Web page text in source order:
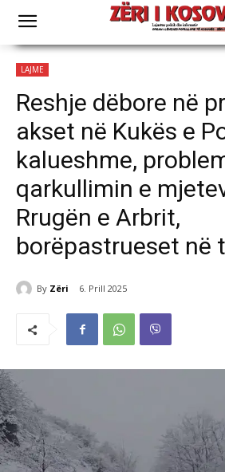
LAJME
Reshje dëbore në
akset në Kukës e
kalueshme,
qarkullimin e
Rrugën e Arbrit,
borëpastrueset në
By Zëri 6. Prill 2025